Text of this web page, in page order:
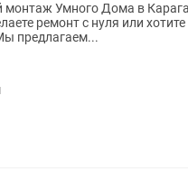
Умного Дома в
предлагаем...